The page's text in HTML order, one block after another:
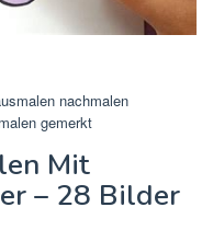
nachmalen
gemerkt
Mit
– 28 Bilder